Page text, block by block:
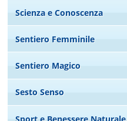
Scienza e Conoscenza
Sentiero Femminile
Sentiero Magico
Sesto Senso
Sport e Benessere Naturale